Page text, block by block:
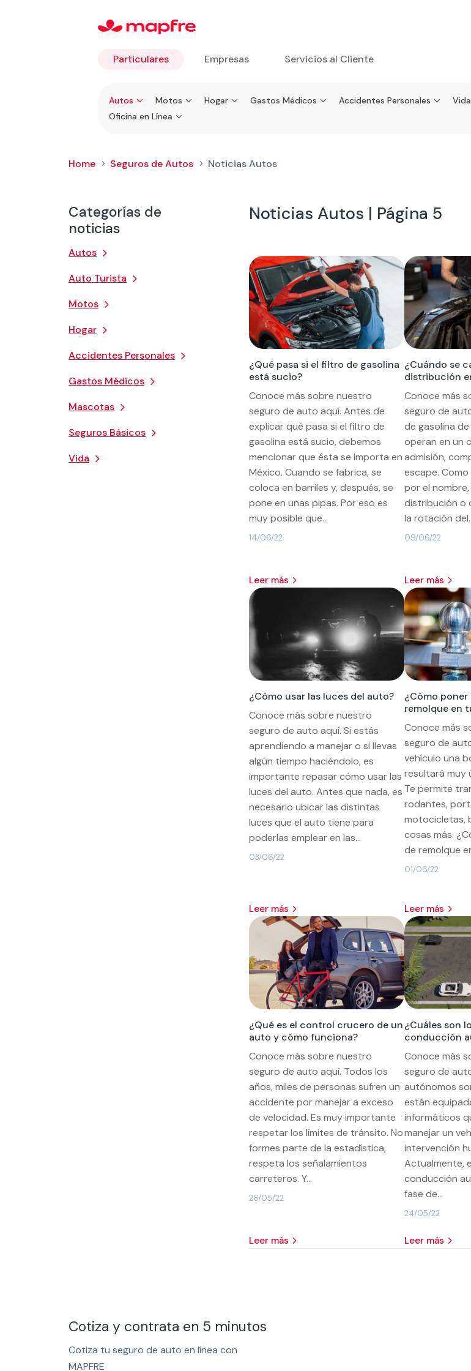
Particulares
Ir a
Particulares
Autos Motos Hogar Gastos Médicos Accidentes Personales Vida
Oficina en Línea
Empresas Servicios al Cliente
Home 5 Seguros de Autos 5 Noticias Autos
Categorías de
noticias
Autos
Auto Turista
Motos
Hogar
Accidentes Personales
Gastos Médicos
Mascotas
Seguros Básicos
Vida
Noticias Autos | Página 5
¿Qué pasa si el filtro de gasolina
está sucio?
14/06/22
Conoce más sobre nuestro
seguro de auto aquí. Antes de
explicar qué pasa si el filtro de
gasolina está sucio, debemos
mencionar que ésta se importa en
México. Cuando se fabrica, se
coloca en barriles y, después, se
pone en unas pipas. Por eso es
muy posible que...
leer más
¿Cuándo se
distribución
09/06/22
Conoce más
seguro de
de gasolina
operan en un
admisión,
escape.
por el
distribución o
la rotación
leer más
¿Cómo usar las luces del auto?
03/06/22
Conoce más sobre nuestro
seguro de auto aquí. Si estás
aprendiendo a manejar o si llevas
algún tiempo haciéndolo, es
importante repasar cómo usar las
luces del auto. Antes que nada, es
necesario ubicar las distintas
luces que el auto tiene para
poderlas emplear en las...
leer más
¿Cómo
remolque en
01/06/22
Conoce más
seguro de
vehículo una
resultará muy
Te permite
rodantes,
motocicletas,
cosas más.
de remolque
leer más
¿Qué es el control crucero de un
auto y cómo funciona?
26/05/22
Conoce más sobre nuestro
seguro de auto aquí. Todos los
años, miles de personas sufren un
accidente por manejar a exceso
de velocidad. Es muy importante
respetar los límites de tránsito. No
formes parte de la estadística,
respeta los señalamientos
carreteros. Y...
leer más
¿Cuáles son
conducción
24/05/22
Conoce más
seguro de
autónomos
están
informáticos
manejar un
intervención
Actualmente,
conducción
fase de...
leer más
Cotiza y contrata en 5 minutos
Cotiza tu seguro de auto en línea con
MAPFRE